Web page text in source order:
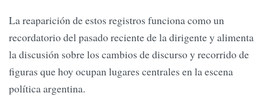
La reaparición de estos registros funciona como un
recordatorio del pasado reciente de la dirigente y alimenta
la discusión sobre los cambios de discurso y recorrido de
figuras que hoy ocupan lugares centrales en la escena
política argentina.